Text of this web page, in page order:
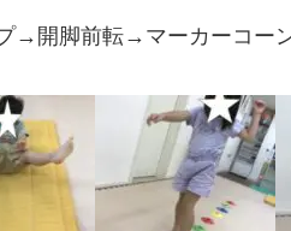
→開脚前転→マーカーコー